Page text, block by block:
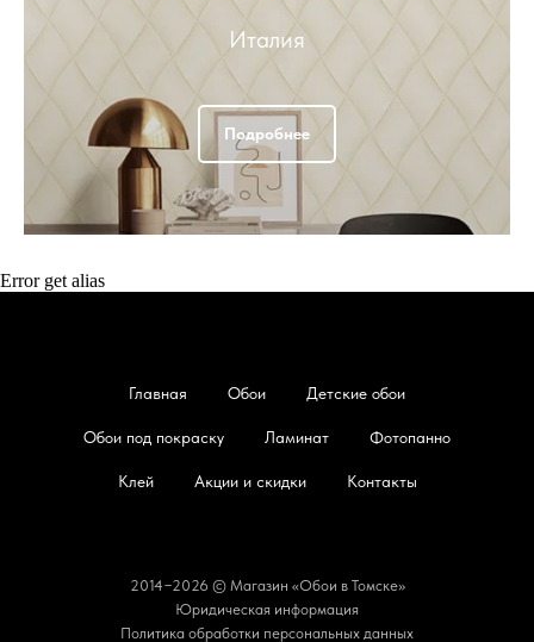
Италия
Подробнее
Error get alias
Главная Обои Детские обои
Обои под покраску Ламинат Фотопанно
Клей Акции и скидки Контакты
2014−2026 © Магазин «Обои в Томске»
Юридическая информация
Политика обработки персональных данных